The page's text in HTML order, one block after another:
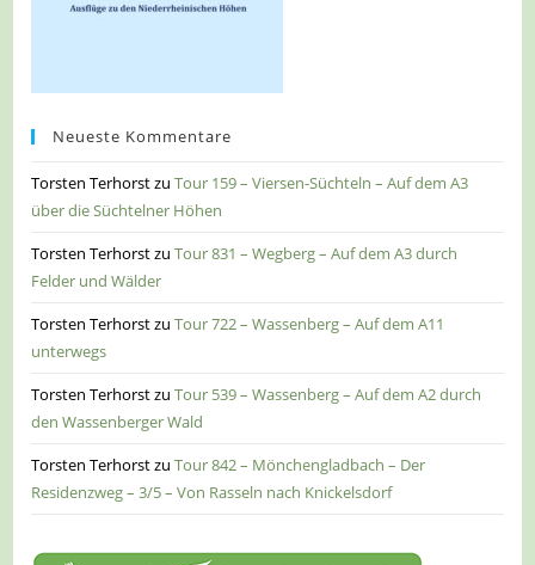
Neueste Kommentare
Torsten TerhorstzuTour 159 – Viersen-Süchteln – Auf dem A3
über die Süchtelner Höhen
Torsten TerhorstzuTour 831 – Wegberg – Auf dem A3 durch
Felder und Wälder
Torsten TerhorstzuTour 722 – Wassenberg – Auf dem A11
unterwegs
Torsten TerhorstzuTour 539 – Wassenberg – Auf dem A2 durch
den Wassenberger Wald
Torsten TerhorstzuTour 842 – Mönchengladbach – Der
Residenzweg – 3/5 – Von Rasseln nach Knickelsdorf